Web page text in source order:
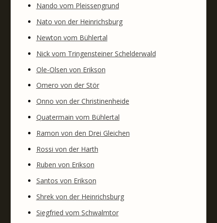
Nando vom Pleissengrund
Nato von der Heinrichsburg
Newton vom Bühlertal
Nick vom Tringensteiner Schelderwald
Ole-Olsen von Erikson
Omero von der Stör
Onno von der Christinenheide
Quatermain vom Bühlertal
Ramon von den Drei Gleichen
Rossi von der Harth
Ruben von Erikson
Santos von Erikson
Shrek von der Heinrichsburg
Siegfried vom Schwalmtor